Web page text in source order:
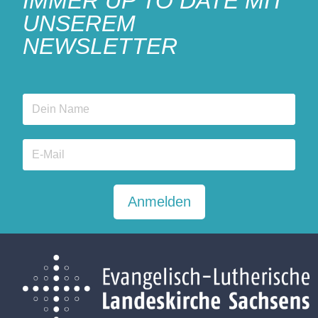
UNSEREM
NEWSLETTER
Anmelden